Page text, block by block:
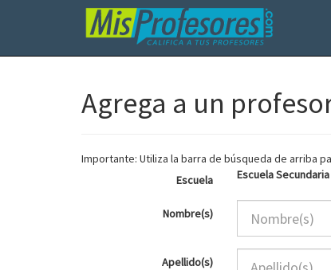
Agrega a un
Importante: Utiliza la barra de búsqueda de arriba
Escuela
Escuela
Nombre(s)
Apellido(s)